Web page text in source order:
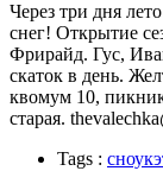
Через три дня
снег! Открытие
Фрирайд. Гус,
скаток в день.
квомум 10, пикник
старая.
Tags :